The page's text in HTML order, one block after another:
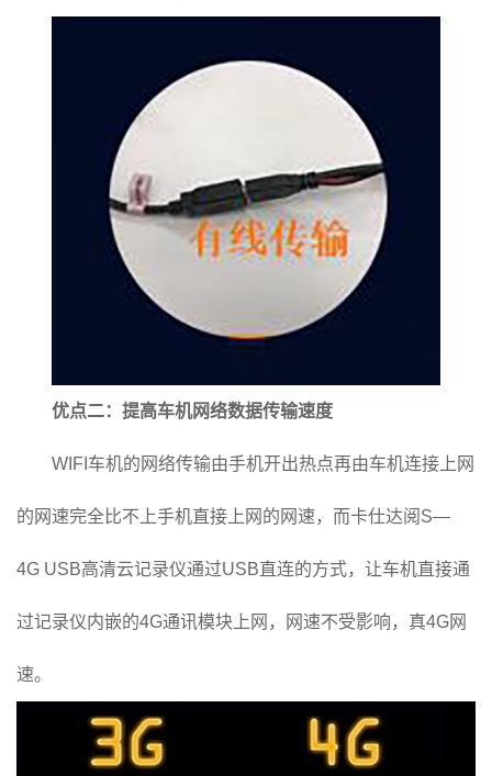
优点二：提高车机网络数据传输速度
WIFI车机的网络传输由手机开出热点再由车机连接上网
的网速完全比不上手机直接上网的网速，而卡仕达阅S—
4G USB高清云记录仪通过USB直连的方式，让车机直接通
过记录仪内嵌的4G通讯模块上网，网速不受影响，真4G网
速。